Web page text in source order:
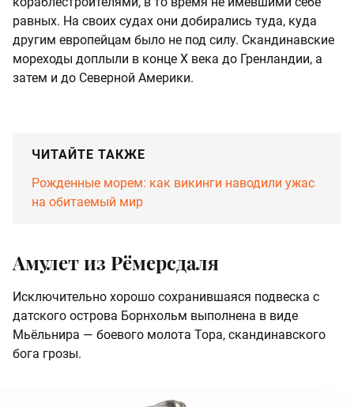
равных. На своих судах они добирались туда, куда
другим европейцам было не под силу. Скандинавские
мореходы доплыли в конце X века до Гренландии, а
затем и до Северной Америки.
ЧИТАЙТЕ ТАКЖЕ
Рожденные морем: как викинги наводили ужас
на обитаемый мир
Амулет из Рёмерсдаля
Исключительно хорошо сохранившаяся подвеска с
датского острова Борнхольм выполнена в виде
Мьёльнира — боевого молота Тора, скандинавского
бога грозы.